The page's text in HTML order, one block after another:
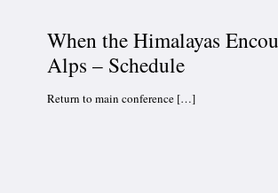
When the Himalayas
Alps – Schedule
Return to main conference […]